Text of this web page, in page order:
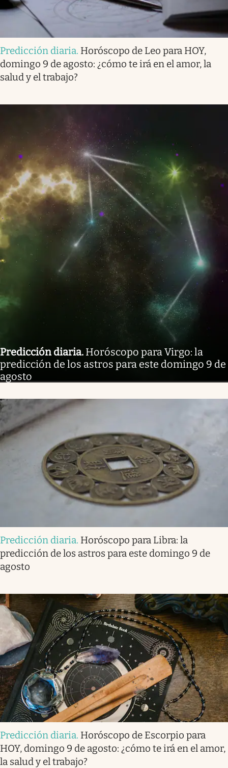
Predicción diaria. Horóscopo de Leo para HOY,
domingo 9 de agosto: ¿cómo te irá en el amor, la
salud y el trabajo?
Predicción diaria. Horóscopo para Virgo: la
predicción de los astros para este domingo 9 de
agosto
Predicción diaria. Horóscopo para Libra: la
predicción de los astros para este domingo 9 de
agosto
Predicción diaria. Horóscopo de Escorpio para
HOY, domingo 9 de agosto: ¿cómo te irá en el amor,
la salud y el trabajo?